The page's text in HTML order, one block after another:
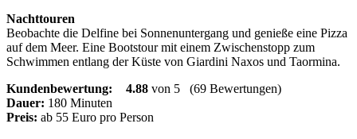
Nachttouren
Beobachte die Delfine bei Sonnenuntergang und genieße eine Pizza
auf dem Meer. Eine Bootstour mit einem Zwischenstopp zum
Schwimmen entlang der Küste von Giardini Naxos und Taormina.
Kundenbewertung:
4.88 von 5 (69 Bewertungen)
Dauer: 180 Minuten
Preis: ab 55 Euro pro Person